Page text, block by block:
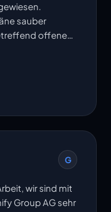
sauber
offenen
und
freue mich
G
wir sind mit
Group AG sehr